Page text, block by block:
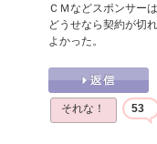
ＣＭなどスポンサー
どうせなら契約が切
よかった。
それな！ 53